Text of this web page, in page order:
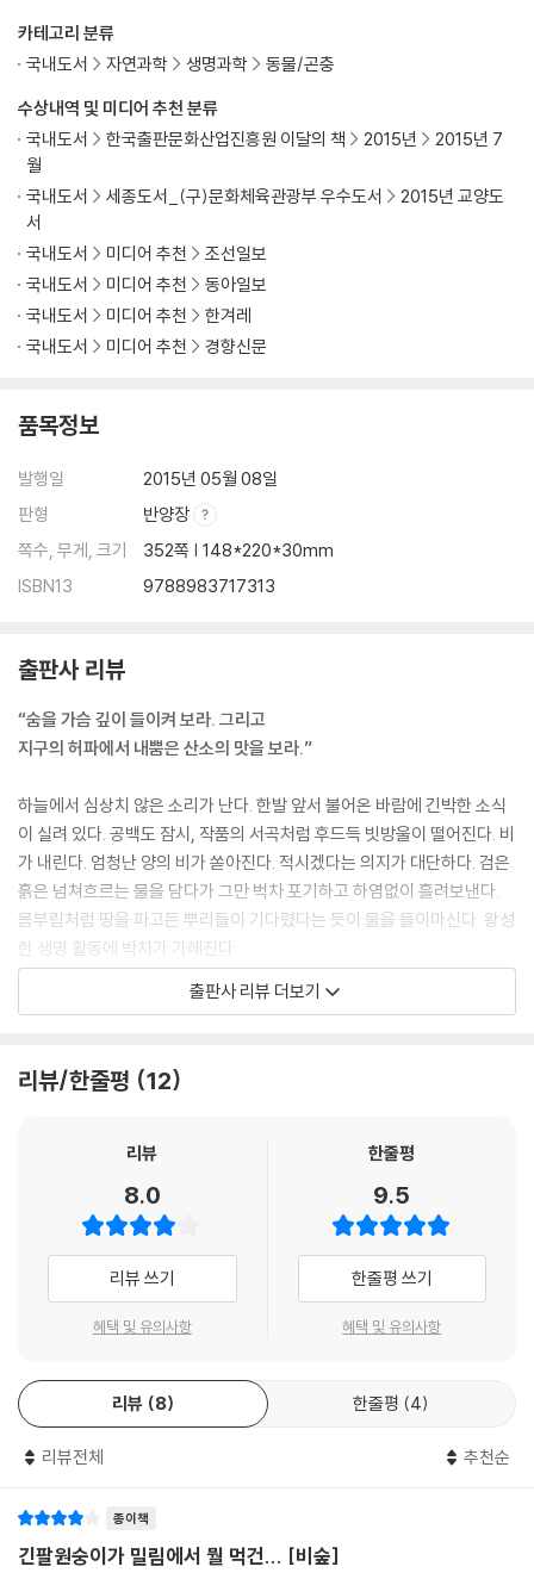
수상내역 및 미디어 추천 분류
국내도서
한국출판문화산업진흥원 이달의 책 2015년
2015년 7
월
국내도서
세종도서_(구)문화체육관광부 우수도서
2015년 교양도
서
국내도서
미디어 추천
조선일보
국내도서
미디어 추천
동아일보
국내도서
미디어 추천
한겨레
국내도서
미디어 추천 경향신문
카테고리 분류
국내도서
자연과학 생명과학 동물/곤충
품목정보
발행일
2015년 05월 08일
판형
반양장
쪽수, 무게, 크기
352쪽 | 148*220*30mm
ISBN13
9788983717313
출판사 리뷰
“숨을 가슴 깊이 들이켜 보라. 그리고
지구의 허파에서 내뿜은 산소의 맛을 보라.”
하늘에서 심상치 않은 소리가 난다. 한발 앞서 불어온 바람에 긴박한 소식
이 실려 있다. 공백도 잠시, 작품의 서곡처럼 후드득 빗방울이 떨어진다. 비
가 내린다. 엄청난 양의 비가 쏟아진다. 적시겠다는 의지가 대단하다. 검은
흙은 넘쳐흐르는 물을 담다가 그만 벅차 포기하고 하염없이 흘려보낸다.
몸부림처럼 땅을 파고든 뿌리들이 기다렸다는 듯이 물을 들이마신다. 왕성
한 생명 활동에 박차가 가해진다.
광합성과 호흡에의 열정이 발산한다. 빛을 향한 생장과 만개로 서로를 뒤
숲이라는 땅의 맞닿음과 상호 침투. 지구상의 가장 완벽한 자연 현상. 정글,
모든 것이 쑥쑥 자라고, 모든 것들이 죽어 아래에 켜켜이 쌓인다. 짙은 흙
밑엔 생명의 심장 박동이 진동하고 녹음마다 활기의 땀이 맺혀 흐른다. 폭
죽이 터지듯 질주하는 빗속에서는 왕성한 생명 활동에 박차가 가해진다.
수분과 영양 물질, 무기물의 빠른 순환으로 매순간 가쁜 숨을 몰아쉬는 생
명의 현장, 정글, 밀림, 열대 우림. 한국인 최초로 인도네시아의 열대 우림
하고 자연의 숨결을 피부로 호흡한 저자가 열대 우림인 ‘비숲’에서의 가슴
뛰는 모험을 글과 그림으로 담았다.
아무런 기반 시설이 갖춰져 있지 않은 척박한 밀림으로 혈연단신으로 떠나
개척하고, 두 발로 땅 위를 걷는 인간을 조롱하듯 나무 위를 자유자재로 뛰
어 달아나는 긴팔원숭이들과의 기나긴 줄다리기 끝에 마침내 긴팔원숭이
출판사 리뷰 더보기
리뷰/한줄평 12
리뷰
8.0
리뷰 쓰기
혜택 및 유의사항
한줄평
9.5
한줄평 쓰기
혜택 및 유의사항
리뷰 8 한줄평 4
리뷰전체 추천순
종이책
긴팔원숭이가 밀림에서 뭘 먹건... [비숲]